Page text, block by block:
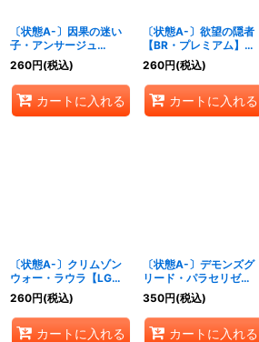
〔状態A-〕因果の迷い
子・アンサージュ
(EVOLVE)【GR】
{BP14-075}《ナイトメ
ア》
260円(税込)
カートに入れる
〔状態A-〕欲望の隠者
【BR・プレミアム】
{BP15-P20}《ナイトメ
ア》
260円(税込)
カートに入れる
〔状態A-〕クリムゾン
ウォー・ラウラ【LG】
{BP13-073}《ナイトメ
ア》
260円(税込)
カートに入れる
〔状態A-〕デモンズグ
リード・パラセリゼ
(EVOLVE)【LG】
{BP14-073}《ナイトメ
ア》
350円(税込)
カートに入れる